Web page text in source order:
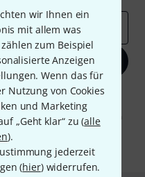
wir Ihnen ein
mit allem was
zum Beispiel
Anzeigen
Wenn das für
Nutzung von Cookies
und Marketing
„Geht klar“ zu (alle
).
jederzeit
(hier) widerrufen.
Sie dem Erhalt von E-Mail-
Nutzungsverhaltens zu. Die
Informationen finden Sie in
.